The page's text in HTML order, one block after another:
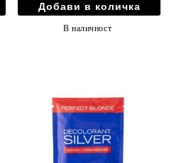
В наличност